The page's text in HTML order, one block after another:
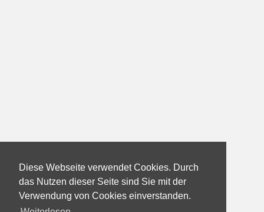
Diese Webseite verwendet Cookies. Durch
das Nutzen dieser Seite sind Sie mit der
Verwendung von Cookies einverstanden.